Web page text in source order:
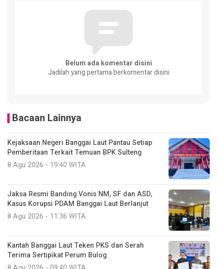
Belum ada komentar disini
Jadilah yang pertama berkomentar disini
Bacaan Lainnya
Kejaksaan Negeri Banggai Laut Pantau Setiap
Pemberitaan Terkait Temuan BPK Sulteng
8 Agu 2026 - 19:40 WITA
Jaksa Resmi Banding Vonis NM, SF dan ASD,
Kasus Korupsi PDAM Banggai Laut Berlanjut
8 Agu 2026 - 11:36 WITA
Kantah Banggai Laut Teken PKS dan Serah
Terima Sertipikat Perum Bulog